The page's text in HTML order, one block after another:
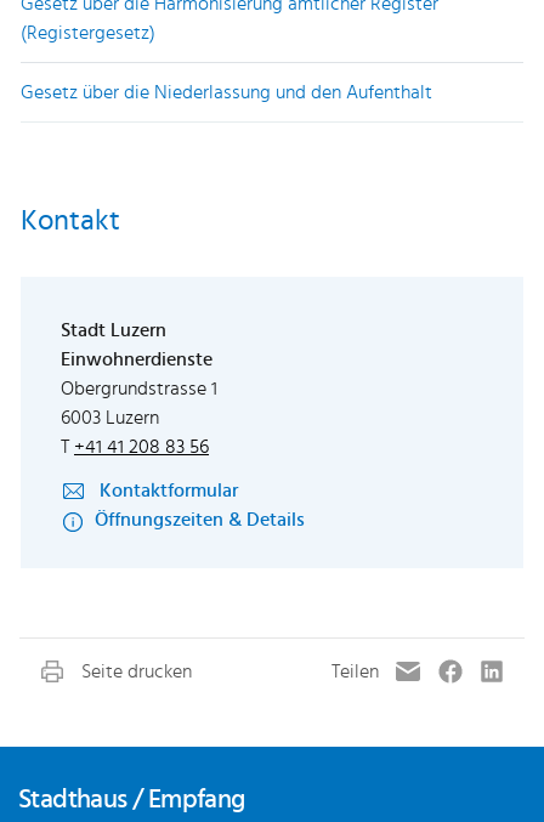
(Registergesetz)
Gesetz über die Niederlassung und den Aufenthalt
Kontakt
Stadt Luzern
Einwohnerdienste
Obergrundstrasse 1
6003 Luzern
T +41 41 208 83 56
Kontaktformular
Öffnungszeiten & Details
Stadthaus / Empfang